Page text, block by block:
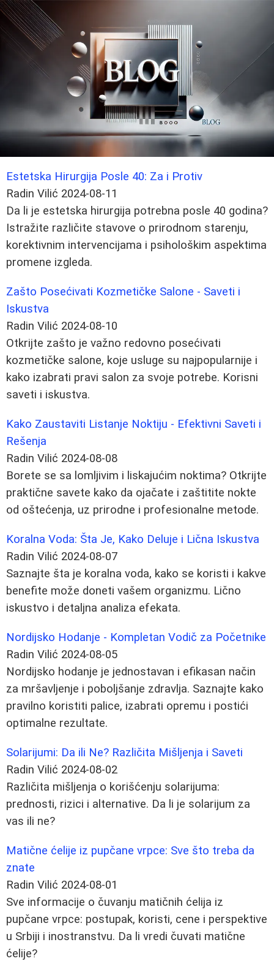
Estetska Hirurgija Posle 40: Za i Protiv
Radin Vilić 2024-08-11
Da li je estetska hirurgija potrebna posle 40 godina?
Istražite različite stavove o prirodnom starenju,
korektivnim intervencijama i psihološkim aspektima
promene izgleda.
Zašto Posećivati Kozmetičke Salone - Saveti i
Iskustva
Radin Vilić 2024-08-10
Otkrijte zašto je važno redovno posećivati
kozmetičke salone, koje usluge su najpopularnije i
kako izabrati pravi salon za svoje potrebe. Korisni
saveti i iskustva.
Kako Zaustaviti Listanje Noktiju - Efektivni Saveti i
Rešenja
Radin Vilić 2024-08-08
Borete se sa lomljivim i liskajućim noktima? Otkrijte
praktične savete kako da ojačate i zaštitite nokte
od oštećenja, uz prirodne i profesionalne metode.
Koralna Voda: Šta Je, Kako Deluje i Lična Iskustva
Radin Vilić 2024-08-07
Saznajte šta je koralna voda, kako se koristi i kakve
benefite može doneti vašem organizmu. Lično
iskustvo i detaljna analiza efekata.
Nordijsko Hodanje - Kompletan Vodič za Početnike
Radin Vilić 2024-08-05
Nordijsko hodanje je jednostavan i efikasan način
za mršavljenje i poboljšanje zdravlja. Saznajte kako
pravilno koristiti palice, izabrati opremu i postići
optimalne rezultate.
Solarijumi: Da ili Ne? Različita Mišljenja i Saveti
Radin Vilić 2024-08-02
Različita mišljenja o korišćenju solarijuma:
prednosti, rizici i alternative. Da li je solarijum za
vas ili ne?
Matične ćelije iz pupčane vrpce: Sve što treba da
znate
Radin Vilić 2024-08-01
Sve informacije o čuvanju matičnih ćelija iz
pupčane vrpce: postupak, koristi, cene i perspektive
u Srbiji i inostranstvu. Da li vredi čuvati matične
ćelije?